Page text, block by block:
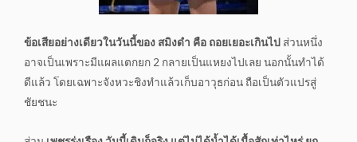
ข้อเสียอย่างเดียวในวันนี้ของ สมิงดำ คือ ถอยเยอะเกินไปส่วนหนึ่ง
อาจเป็นเพราะมีแผลแตกยก 2 กลายเป็นแหยงไปเลย นอกนั้นทำได้
ดีแล้ว โดยเฉพาะจังหวะชิงทำแล้วเก็บอาวุธก่อน ถือเป็นตัวแปรสู่
ชัยชนะ